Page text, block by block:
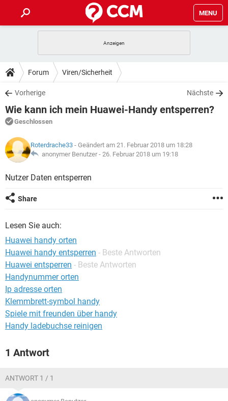
MENU
ANDROID
WINDOWS 10
WHATSAPP TIKTOK
FACEBOOK
TIPPS & TRICKS
SPIELE
WINDOWS 10
WHATSAPP
FACEBOOK HARDWARE
DOWNLOADS
SPIELE STREAMING
ANDROID
WINDOWS 10 INSTAGRAM
WHATSAPP
FACEBOOK
FORUM
SPIELE
ANDROID IOS
LEXIKON
SPIELE
ANDROID
WINDOWS 10
Forum Viren/Sicherheit
Vorherige Nächste
Wie kann ich mein Huawei-Handy entsperren?
Geschlossen
Roterdrache33 - Geändert am 21. Februar 2018 um 18:28
anonymer Benutzer - 26. Februar 2018 um 19:18
Nutzer Daten entsperren
Share
Lesen Sie auch:
Huawei handy orten
Huawei handy entsperren - Beste Antworten
Huawei entsperren - Beste Antworten
Handynummer orten
Ip adresse orten
Klemmbrett-symbol handy
Spiele mit freunden über handy
Handy ladebuchse reinigen
1 Antwort
ANTWORT 1 / 1